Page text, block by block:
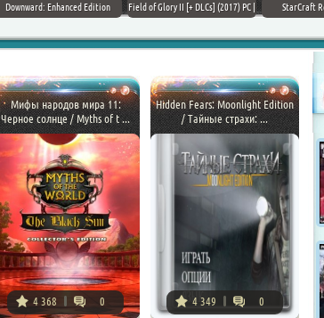
StarCraft Remastered [v
Car Mechanic Simulator 2018 [v
ARK:
Мифы народов мира 11:
Черное солнце / Myths of t ...
4 368 0
Hidden Fears: Moonlight Edition
/ Тайные страхи: ...
4 349 0